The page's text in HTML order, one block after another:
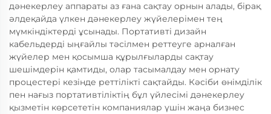
дәнекерлеу аппараты аз ғана сақтау орнын алады, бірақ
әлдеқайда үлкен дәнекерлеу жүйелерімен тең
мүмкіндіктерді ұсынады. Портативті дизайн
кабельдерді ыңғайлы тәсілмен реттеуге арналған
жүйелер мен қосымша құрылғыларды сақтау
шешімдерін қамтиды, олар тасымалдау мен орнату
процестері кезінде реттілікті сақтайды. Кәсіби өнімділік
пен нағыз портативтіліктің бұл үйлесімі дәнекерлеу
қызметін көрсететін компаниялар үшін жаңа бизнес